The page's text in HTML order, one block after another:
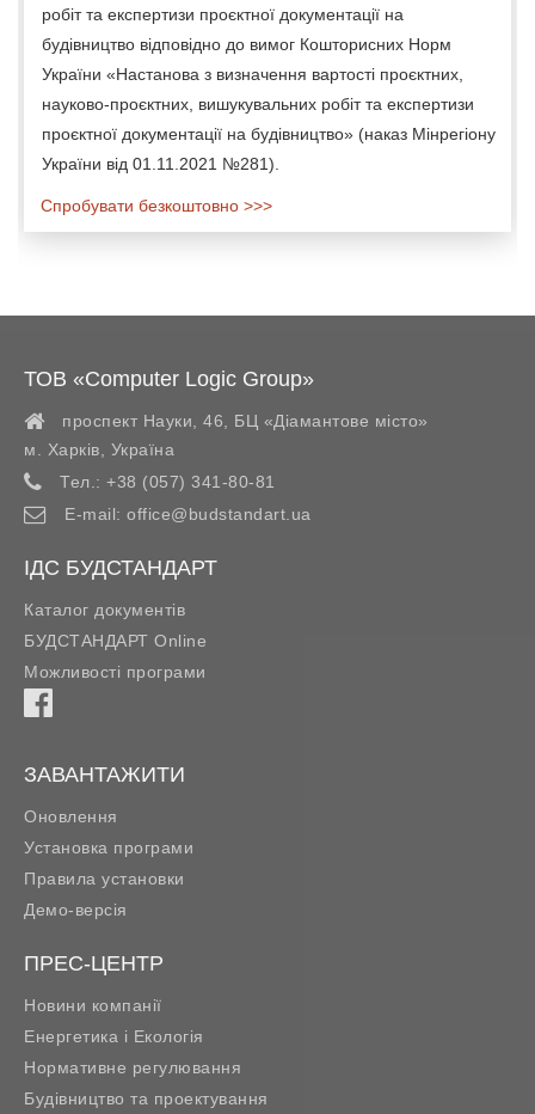
робіт та експертизи проєктної документації на
будівництво відповідно до вимог Кошторисних Норм
України «Настанова з визначення вартості проєктних,
науково-проєктних, вишукувальних робіт та експертизи
проєктної документації на будівництво» (наказ Мінрегіону
України від 01.11.2021 №281).
Спробувати безкоштовно >>>
ТОВ «Computer Logic Group»
проспект Науки, 46, БЦ «Діамантове місто»
м. Харків
Україна
Тел.: +38 (057) 341-80-81
E-mail: office@budstandart.ua
ІДС БУДСТАНДАРТ
Каталог документів
БУДСТАНДАРТ Online
Можливості програми
ЗАВАНТАЖИТИ
Оновлення
Установка програми
Правила установки
Демо-версія
ПРЕС-ЦЕНТР
Новини компанії
Енергетика і Екологія
Нормативне регулювання
Будівництво та проектування